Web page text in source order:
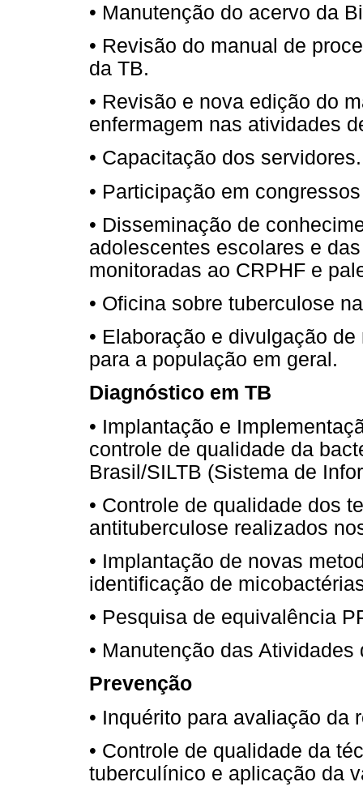
• Manutenção do acervo da
• Revisão do manual de
da TB.
• Revisão e nova edição do
enfermagem nas atividades
• Capacitação dos servidores.
• Participação em
• Disseminação de
adolescentes escolares e
monitoradas ao CRPHF e
• Oficina sobre tuberculose
• Elaboração e divulgação
para a população em geral.
Diagnóstico em TB
• Implantação e
controle de qualidade da
Brasil/SILTB (Sistema de
• Controle de qualidade dos
antituberculose realizados
• Implantação de novas
identificação de
• Pesquisa de equivalência
• Manutenção das
Prevenção
• Inquérito para avaliação da
• Controle de qualidade da
tuberculínico e aplicação da